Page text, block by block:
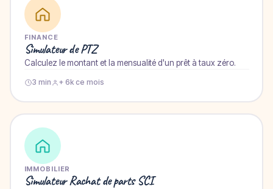
FINANCE
Simulateur de PTZ
Calculez le montant et la mensualité d'un prêt à taux zéro.
3 min + 6k ce mois
IMMOBILIER
Simulateur Rachat de parts SCI